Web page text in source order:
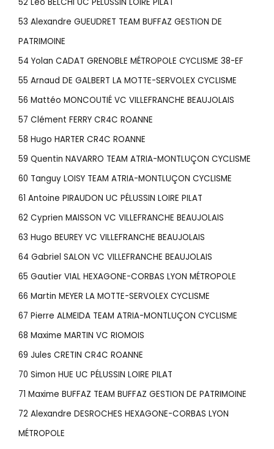
53 Alexandre GUEUDRET TEAM BUFFAZ GESTION DE
PATRIMOINE
54 Yolan CADAT GRENOBLE MÉTROPOLE CYCLISME 38-EF
55 Arnaud DE GALBERT LA MOTTE-SERVOLEX CYCLISME
56 Mattéo MONCOUTIÉ VC VILLEFRANCHE BEAUJOLAIS
57 Clément FERRY CR4C ROANNE
58 Hugo HARTER CR4C ROANNE
59 Quentin NAVARRO TEAM ATRIA-MONTLUÇON CYCLISME
60 Tanguy LOISY TEAM ATRIA-MONTLUÇON CYCLISME
61 Antoine PIRAUDON UC PÉLUSSIN LOIRE PILAT
62 Cyprien MAISSON VC VILLEFRANCHE BEAUJOLAIS
63 Hugo BEUREY VC VILLEFRANCHE BEAUJOLAIS
64 Gabriel SALON VC VILLEFRANCHE BEAUJOLAIS
65 Gautier VIAL HEXAGONE-CORBAS LYON MÉTROPOLE
66 Martin MEYER LA MOTTE-SERVOLEX CYCLISME
67 Pierre ALMEIDA TEAM ATRIA-MONTLUÇON CYCLISME
68 Maxime MARTIN VC RIOMOIS
69 Jules CRETIN CR4C ROANNE
70 Simon HUE UC PÉLUSSIN LOIRE PILAT
71 Maxime BUFFAZ TEAM BUFFAZ GESTION DE PATRIMOINE
72 Alexandre DESROCHES HEXAGONE-CORBAS LYON
MÉTROPOLE